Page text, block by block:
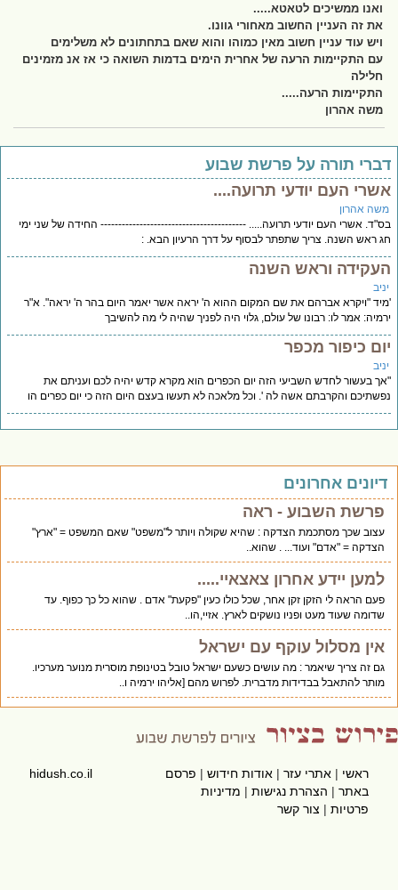
ואנו ממשיכים לטאטא.....
את זה העניין החשוב מאחורי גוונו.
ויש עוד עניין חשוב מאין כמוהו והוא שאם בתחתונים לא משלימים
עם התקיימות הרעה של אחרית הימים בדמות השואה כי אז אנ מזמינים
חלילה
התקיימות הרעה.....
משה אהרון
תורה על פרשת שבוע
העם יודעי תרועה....
אהרון
אשרי העם יודעי תרועה..... ----------------------------------------- החידה של שני ימי
ראש השנה. צריך שתפתר לבסוף על דרך הרעיון הבא. :
וראש השנה
"ויקרא אברהם את שם המקום ההוא ה' יראה אשר יאמר היום בהר ה' יראה". א"ר
אמר לו: רבונו של עולם, גלוי היה לפניך שהיה לי מה להשיבך
כיפור מכפר
בעשור לחדש השביעי הזה יום הכפרים הוא מקרא קדש יהיה לכם ועניתם את
והקרבתם אשה לה '. וכל מלאכה לא תעשו בעצם היום הזה כי יום כפרים הו
אחרונים
פרשת השבוע - ראה
עצוב שכך מסתכמת הצדקה : שהיא שקולה ויותר ל"משפט" שאם המשפט = "ארץ"
הצדקה = "אדם" ועוד... . שהוא..
למען יידע אחרון צאצאיי.....
פעם הראה לי הזקן זקן אחר, שכל כולו כעין "פקעת" אדם . שהוא כל כך כפוף. עד
שדומה שעוד מעט ופניו נושקים לארץ. אזיי,הו..
אין מסלול עוקף עם ישראל
גם זה צריך שיאמר : מה עושים כשעם ישראל טובל בטינופת מוסרית מנוער מערכיו.
מותר להתאבל בבדידות מדברית. לפרוש מהם [אליהו ירמיה ו..
ראשי|אתרי עזר|אודות חידוש|פרסם
באתר|הצהרת נגישות|מדיניות
פרטיות|צור קשר
hidush.co.il